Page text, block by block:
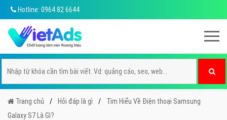
Hotline: 0964 82 6644
Trang chủ Hỏi đáp là gì
Tìm Hiểu Về Điện thoại Samsung
Galaxy S7 Là Gì?